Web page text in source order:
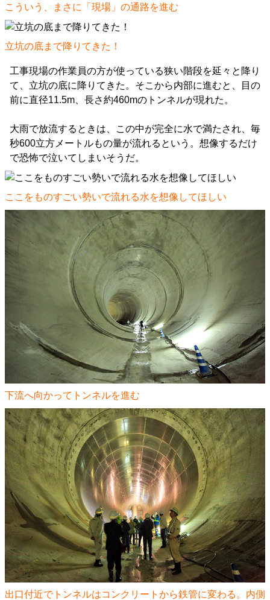
こういう、まさに「現場」の通路を進む
立坑の底まで降りてきた！
工事現場の作業員の方が使っている狭い階段を延々と降り
て、立坑の底に降りてきた。そこから内部に進むと、目の
前に直径11.5m、長さ約460mのトンネルが現れた。
大雨で放流するときは、この中が完全に水で満たされ、毎
秒600立方メートルもの量が流れるという。想像するだけ
で恐怖で泣いてしまいそうだ。
ここをものすごい勢いで流れる水を想像してほしい
下流へ向かってトンネルを進む
出口付近でトンネルはコンクリートから鉄管に変わる。内側